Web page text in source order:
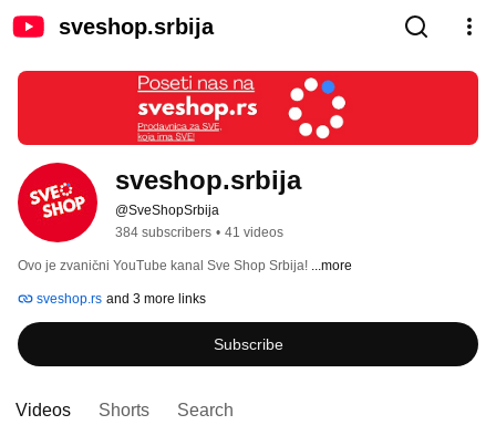
sveshop.srbija
sveshop.srbija
@SveShopSrbija
384 subscribers • 41 videos
Ovo je zvanični YouTube kanal Sve Shop Srbija! ...more
sveshop.rs and 3 more links
Subscribe
Videos Shorts Search